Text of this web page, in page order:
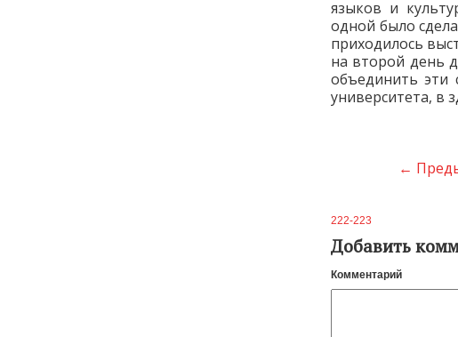
языков и
одной было
приходилось
на второй день
объединить эти
университета, в
←
222-223
Добавить
Комментарий